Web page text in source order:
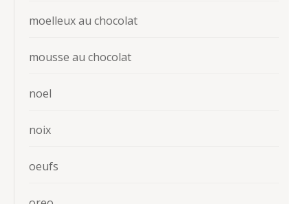
moelleux au chocolat
mousse au chocolat
noel
noix
oeufs